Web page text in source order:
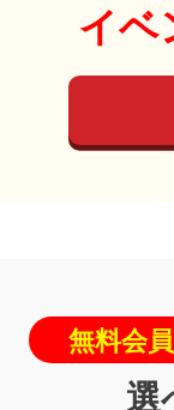
イベ
無料会
選